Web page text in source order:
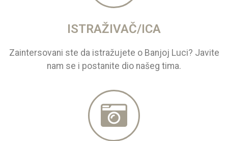
ISTRAŽIVAČ/ICA
Zaintersovani ste da istražujete o Banjoj Luci? Javite
nam se i postanite dio našeg tima.